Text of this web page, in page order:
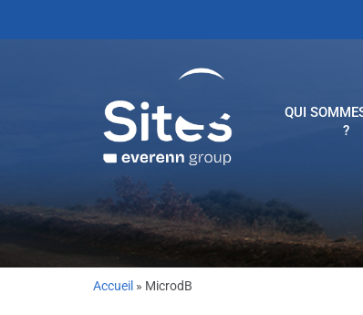
QUI
?
Accueil » MicrodB